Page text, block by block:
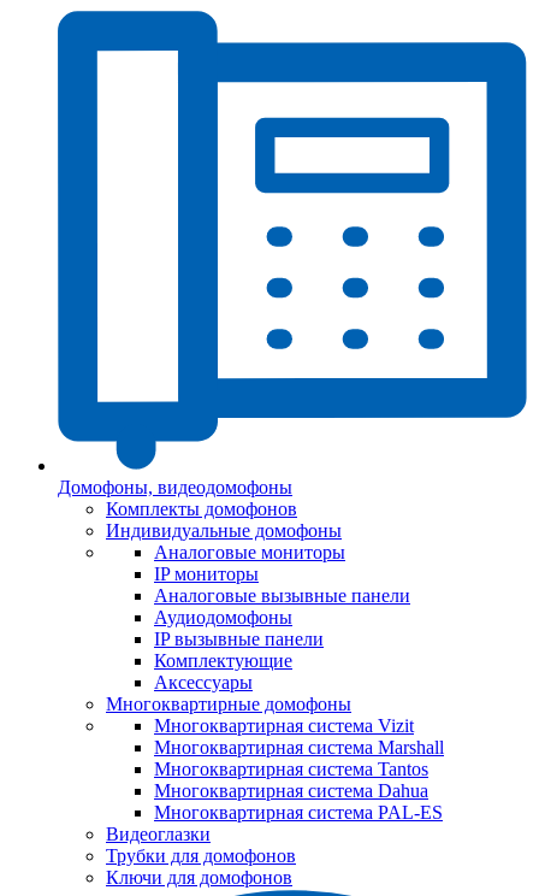
Домофоны, видеодомофоны
Комплекты домофонов
Индивидуальные домофоны
Аналоговые мониторы
IP мониторы
Аналоговые вызывные панели
Аудиодомофоны
IP вызывные панели
Комплектующие
Аксессуары
Многоквартирные домофоны
Многоквартирная система Vizit
Многоквартирная система Marshall
Многоквартирная система Tantos
Многоквартирная система Dahua
Многоквартирная система PAL-ES
Видеоглазки
Трубки для домофонов
Ключи для домофонов